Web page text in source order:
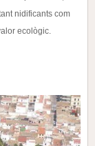
nidificants com
ecològic.